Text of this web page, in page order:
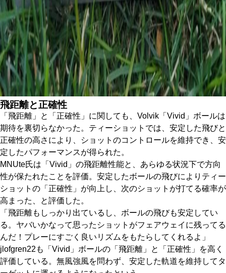
飛距離と正確性
「飛距離」と「正確性」に関しても、Volvik「Vivid」ボールは
期待を裏切らなかった。ティーショットでは、安定した飛びと
正確性の高さにより、ショットのコントロールを維持でき、安
定したパフォーマンスが得られた。
MNUte氏は「Vivid」の飛距離性能と、あらゆる状況下で方向
性が保たれたことを評価。安定したボールの飛びによりティー
ショットの「正確性」が向上し、次のショットが打てる確率が
高まった、と評価した。
「飛距離もしっかり出ているし、ボールの飛びも安定してい
る。ヤバいかなって思ったショットがフェアウェイに残ってる
んだ！プレーにすごく良いリズムをもたらしてくれるよ」
jlofgren22も「Vivid」ボールの「飛距離」と「正確性」を高く
評価している。無風強風を問わず、安定した軌道を維持してタ